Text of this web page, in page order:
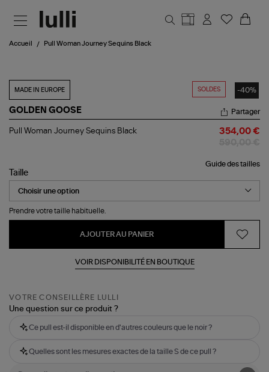
Accueil Pull Woman Journey Sequins Black
SOLDES -40%
MADE IN EUROPE
GOLDEN GOOSE
Pull
Black
Partager
Pull Woman Journey Sequins Black 354,00 €
Guide des tailles
Taille
Prendre votre taille habituelle.
AJOUTER AU PANIER
VOIR DISPONIBILITÉ EN BOUTIQUE
VOTRE CONSEILLÈRE LULLI
Une question sur ce produit ?
Ce pull est-il disponible en d'autres couleurs que le noir ?
Quelles sont les mesures exactes de la taille S de ce pull ?